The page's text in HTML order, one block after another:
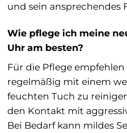
und sein ansprechendes
Wie pflege ich meine
Uhr am besten?
Für die Pflege
regelmäßig mit einem
feuchten Tuch zu
den Kontakt mit
Bei Bedarf kann mildes